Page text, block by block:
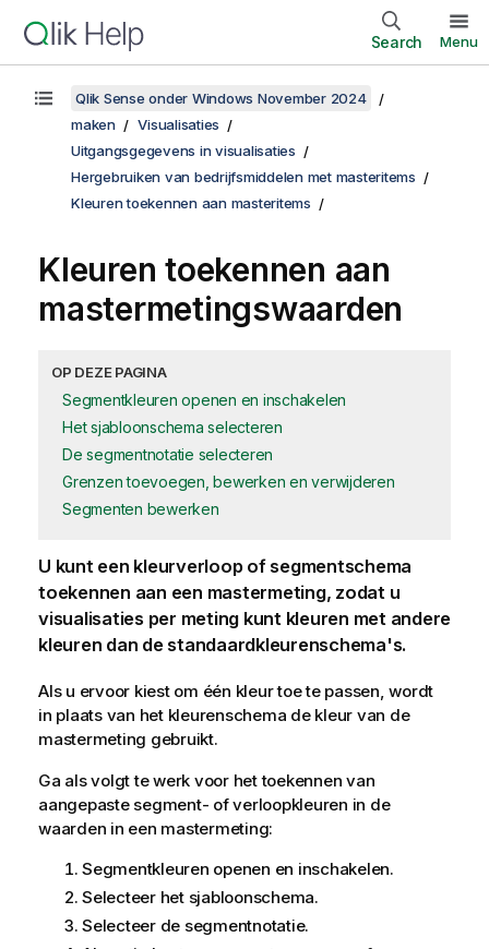
Search Menu
Qlik Sense onder Windows November 2024
maken
Visualisaties
Uitgangsgegevens in visualisaties
Hergebruiken van bedrijfsmiddelen met masteritems
Kleuren toekennen aan masteritems
Kleuren toekennen aan
mastermetingswaarden
OP DEZE PAGINA
Segmentkleuren openen en inschakelen
Het sjabloonschema selecteren
De segmentnotatie selecteren
Grenzen toevoegen, bewerken en verwijderen
Segmenten bewerken
U kunt een kleurverloop of segmentschema
toekennen aan een mastermeting, zodat u
visualisaties per meting kunt kleuren met andere
kleuren dan de standaardkleurenschema's.
Als u ervoor kiest om één kleur toe te passen, wordt
in plaats van het kleurenschema de kleur van de
mastermeting gebruikt.
Ga als volgt te werk voor het toekennen van
aangepaste segment- of verloopkleuren in de
waarden in een mastermeting:
Segmentkleuren openen en inschakelen.
Selecteer het sjabloonschema.
Selecteer de segmentnotatie.